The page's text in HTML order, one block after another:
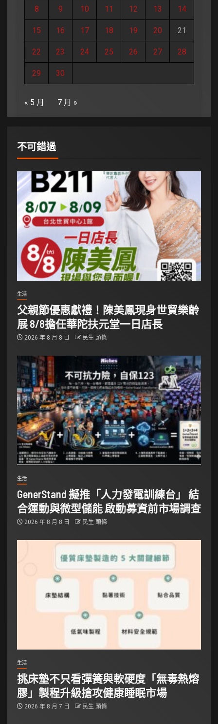
8 9 10 11 12 13 14
15 16 17 18 19 20 21
22 23 24 25 26 27 28
29 30
« 5 月 7 月 »
不可錯過
生活
父親節優惠獻禮！陳美鳳現身世貿樂齡
展 8/8擔任華陀扶元堂一日店長
2026 年 8 月 8 日 民生 頭條
生活
GenerStand 擬推「人力發電訓練台」 結
合運動與微型儲能 啟動募資前市場調查
2026 年 8 月 8 日 民生 頭條
生活
挑床墊不只看彈簧與軟硬度「無毒熱熔
膠」製程升級搶攻健康睡眠市場
2026 年 8 月 7 日 民生 頭條